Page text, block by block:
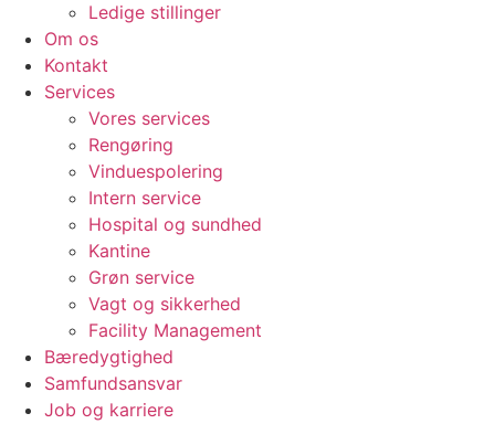
Ledige stillinger
Om os
Kontakt
Services
Vores services
Rengøring
Vinduespolering
Intern service
Hospital og sundhed
Kantine
Grøn service
Vagt og sikkerhed
Facility Management
Bæredygtighed
Samfundsansvar
Job og karriere